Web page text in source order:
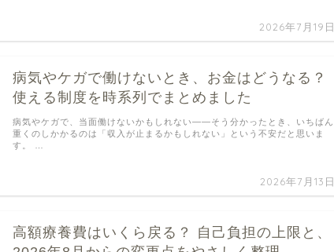
2026年7月19日
病気やケガで働けないとき、お金はどうなる？
使える制度を時系列でまとめました
2026年7月13日
病気やケガで、当面働けないかもしれない——そう分かったとき、いちばん
重くのしかかるのは「収入が止まるかもしれない」という不安だと思いま
す。 …
高額療養費はいくら戻る？ 自己負担の上限と、